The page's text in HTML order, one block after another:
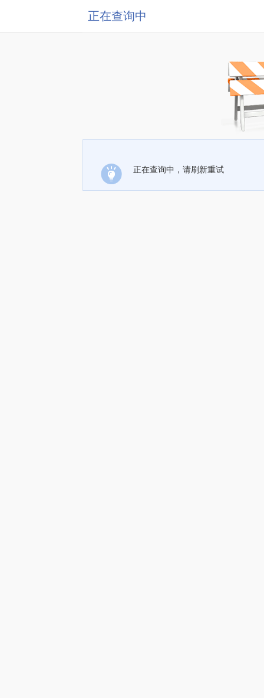
正在查询中
正在查询中，请刷新重试